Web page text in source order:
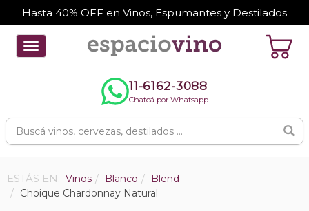
Hasta 40% OFF en Vinos, Espumantes y Destilados
Toggle
navigation
11-6162-3088
Chateá por Whatsapp
ESTÁS EN: Vinos Blanco
Blend
Choique Chardonnay Natural